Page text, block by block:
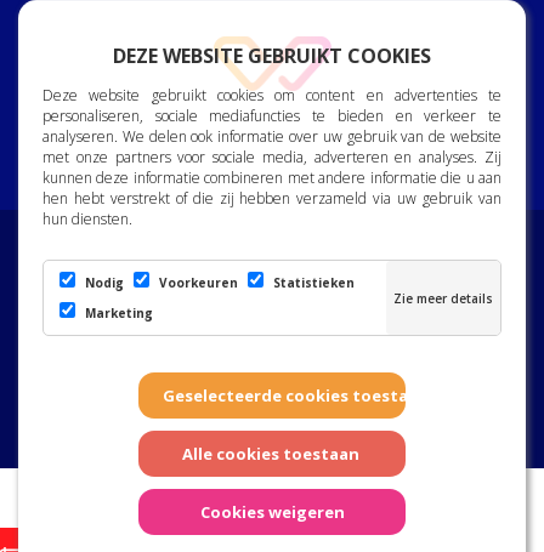
DEZE WEBSITE GEBRUIKT COOKIES
Deze website gebruikt cookies om content en advertenties te
personaliseren, sociale mediafuncties te bieden en verkeer te
analyseren. We delen ook informatie over uw gebruik van de website
met onze partners voor sociale media, adverteren en analyses. Zij
kunnen deze informatie combineren met andere informatie die u aan
hen hebt verstrekt of die zij hebben verzameld via uw gebruik van
hun diensten.
Nodig Voorkeuren
Statistieken
Marketing
928 150 222
reception@vallemrina.es
Bjorn Lyng Street, 2. 35120
Arguineguin. Gran Canaria.
Privacybeleid|Cookiebeleid|
Pagina gemaakt door Marketing Winner 10
2025. Valle Marina Apartments. Alle rechten voorbehouden. DET NORSKE
HELSESENTER, SA, heeft financiële steun ontvangen van de regering van de
Canarische Eilanden, met ESI-fondsen, als onderdeel van de reactie van de
Europese Unie op de COVID-19-pandemie.